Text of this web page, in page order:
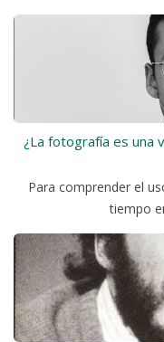
¿La fotografía es una
Para comprender el
tiempo